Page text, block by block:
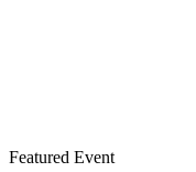
Featured Event